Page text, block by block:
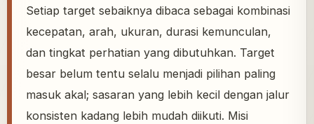
Setiap target sebaiknya dibaca sebagai kombinasi
kecepatan, arah, ukuran, durasi kemunculan,
dan tingkat perhatian yang dibutuhkan. Target
besar belum tentu selalu menjadi pilihan paling
masuk akal; sasaran yang lebih kecil dengan jalur
konsisten kadang lebih mudah diikuti. Misi